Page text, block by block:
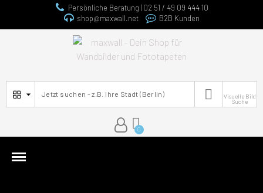
Persönliche Beratung | 02 51 / 49 09 444 10
shop@maxwall.net
B2B Kunden
Visuelle Bild
Suche
